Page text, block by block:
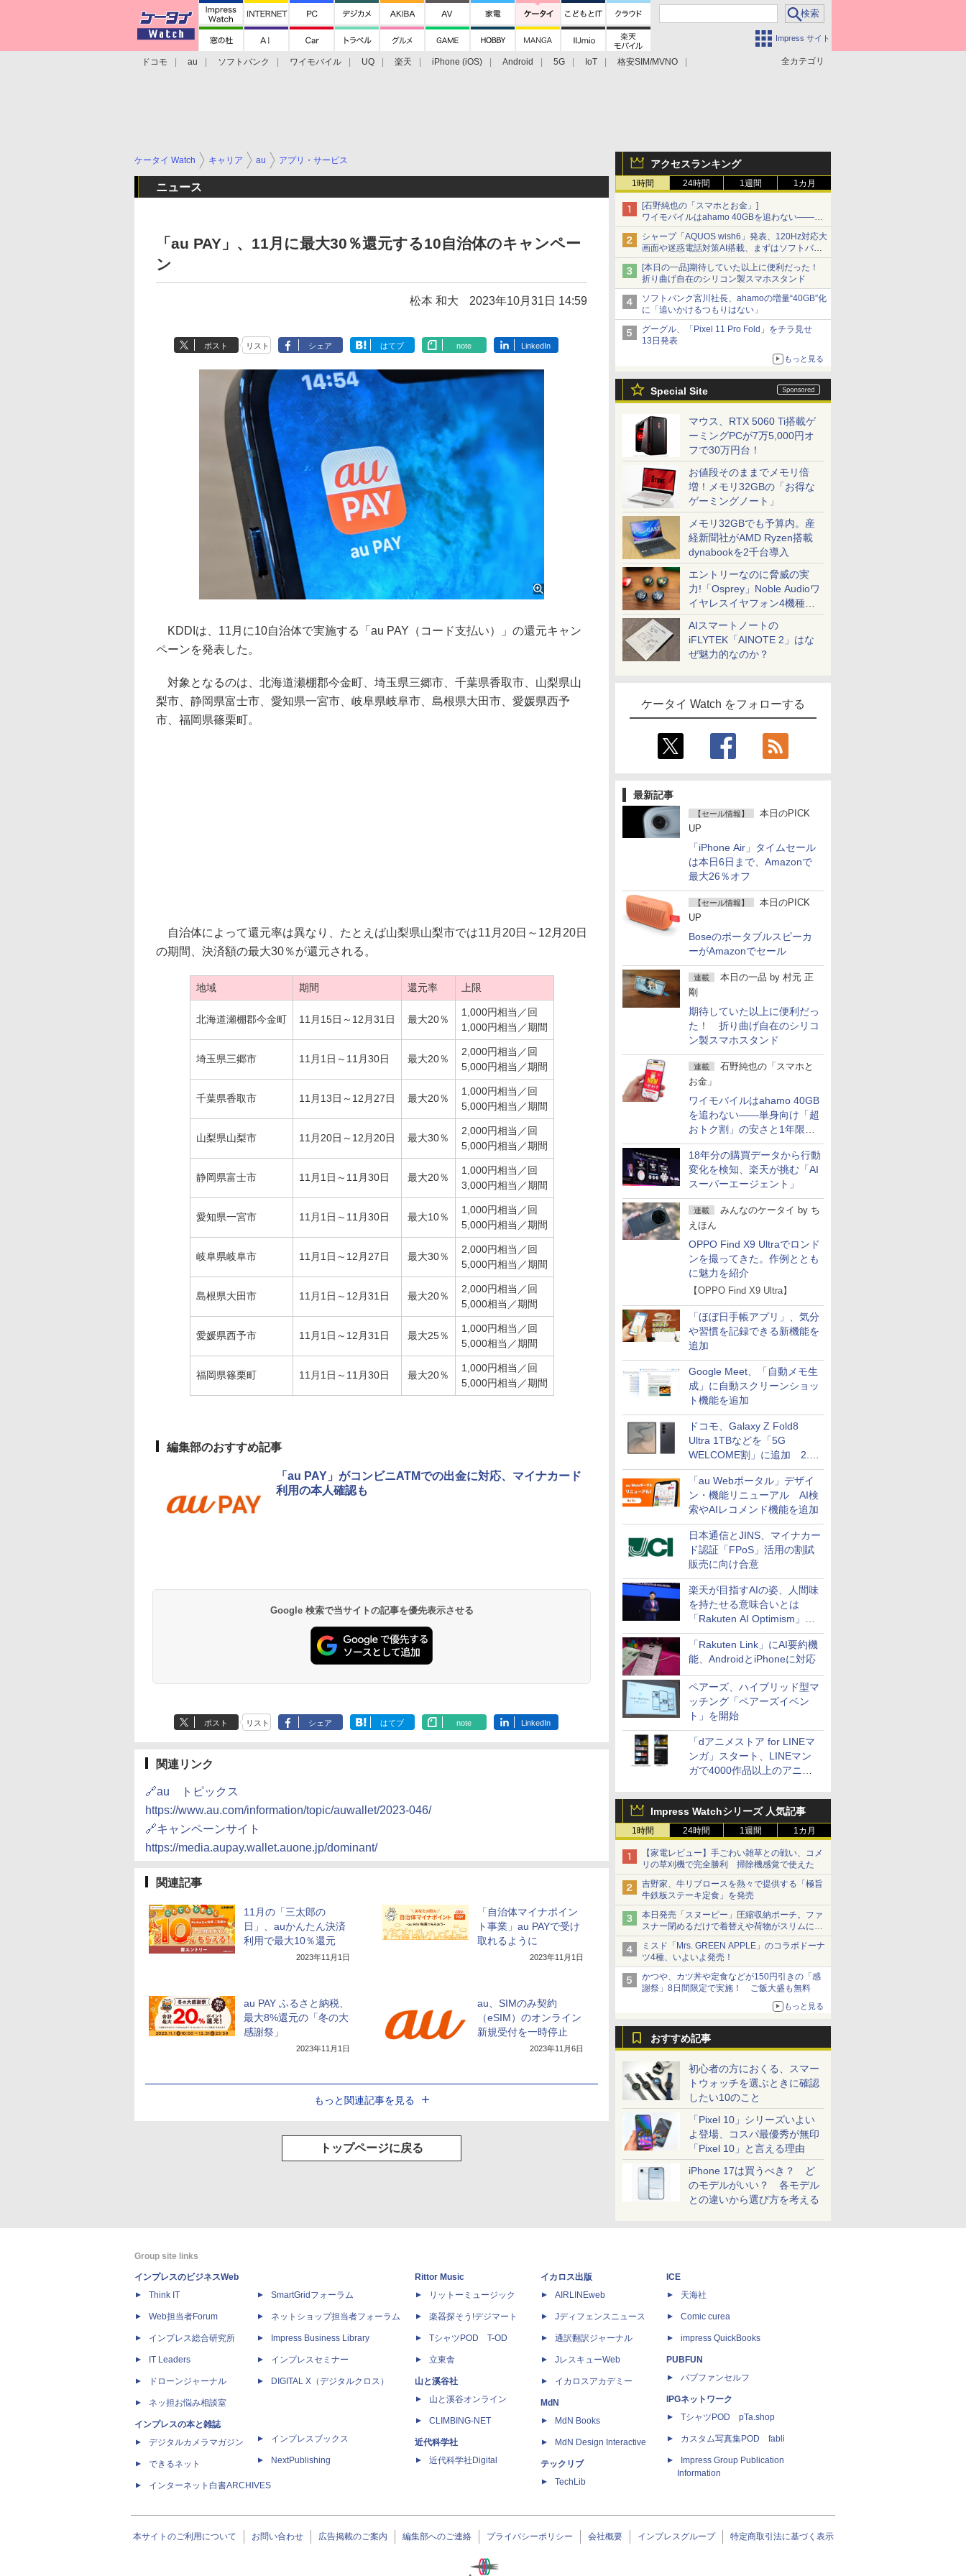
Impress サイト
全カテゴリ
ドコモ au ソフトバンク ワイモバイル UQ 楽天 iPhone (iOS) Android 5G IoT
格安SIM/MVNO
アクセスランキング
1時間 24時間 1週間 1カ月
[石野純也の「スマホとお金」]
ワイモバイルはahamo 40GBを追わない――単
身向け「超おトク割」の安さと1年限定の注意
点
シャープ「AQUOS wish6」発表、120Hz対応大
画面や迷惑電話対策AI搭載、まずはソフトバン
クの法人向け
[本日の一品]期待していた以上に便利だった！
折り曲げ自在のシリコン製スマホスタンド
ソフトバンク宮川社長、ahamoの増量“40GB”化
に「追いかけるつもりはない」
グーグル、「Pixel 11 Pro Fold」をチラ見せ
13日発表
もっと見る
Special Site
マウス、RTX 5060 Ti搭載ゲ
ーミングPCが7万5,000円オ
フで30万円台！
お値段そのままでメモリ倍
増！メモリ32GBの「お得な
ゲーミングノート」
メモリ32GBでも予算内。産
経新聞社がAMD Ryzen搭載
dynabookを2千台導入
エントリーなのに脅威の実
力!「Osprey」Noble Audioワ
イヤレスイヤフォン4機種を
一気に聴く
AIスマートノートの
iFLYTEK「AINOTE 2」はな
ぜ魅力的なのか？
ケータイ Watch をフォローする
最新記事
【セール情報】
本日のPICK
UP
「iPhone Air」タイムセール
は本日6日まで、Amazonで
最大26％オフ
【セール情報】
本日のPICK
UP
Boseのポータブルスピーカ
ーがAmazonでセール
連載 本日の一品 by 村元 正
剛
期待していた以上に便利だっ
た！ 折り曲げ自在のシリコ
ン製スマホスタンド
連載
石野純也の「スマホと
お金」
ワイモバイルはahamo 40GB
を追わない――単身向け「超
おトク割」の安さと1年限定
の注意点
18年分の購買データから行動
変化を検知、楽天が挑む「AI
スーパーエージェント」
連載 みんなのケータイ by ち
えほん
OPPO Find X9 Ultraでロンド
ンを撮ってきた。作例ととも
に魅力を紹介
【OPPO Find X9 Ultra】
「ほぼ日手帳アプリ」、気分
や習慣を記録できる新機能を
追加
Google Meet、「自動メモ生
成」に自動スクリーンショッ
ト機能を追加
ドコモ、Galaxy Z Fold8
Ultra 1TBなどを「5G
WELCOME割」に追加 2.2
万円引き
「au Webポータル」デザイ
ン・機能リニューアル AI検
索やAIレコメンド機能を追加
日本通信とJINS、マイナカー
ド認証「FPoS」活用の割賦
販売に向け合意
楽天が目指すAIの姿、人間味
を持たせる意味合いとは
「Rakuten AI Optimism」三
木谷氏の基調講演
「Rakuten Link」にAI要約機
能、AndroidとiPhoneに対応
ペアーズ、ハイブリッド型マ
ッチング「ペアーズイベン
ト」を開始
「dアニメストア for LINEマ
ンガ」スタート、LINEマン
ガで4000作品以上のアニメ
Impress Watchシリーズ 人気記事
1時間 24時間 1週間 1カ月
【家電レビュー】手ごわい雑草との戦い、コメ
リの草刈機で完全勝利 掃除機感覚で使えた
吉野家、牛リブロースを熱々で提供する「極旨
牛鉄板ステーキ定食」を発売
本日発売「スヌーピー」圧縮収納ポーチ。ファ
スナー閉めるだけで着替えや荷物がスリムにま
とまる
ミスド「Mrs. GREEN APPLE」のコラボドーナ
ツ4種、いよいよ発売！
かつや、カツ丼や定食などが150円引きの「感
謝祭」8日間限定で実施！ ご飯大盛も無料
もっと見る
おすすめ記事
初心者の方におくる、スマー
トウォッチを選ぶときに確認
したい10のこと
「Pixel 10」シリーズいよい
よ登場、コスパ最優秀が無印
「Pixel 10」と言える理由
iPhone 17は買うべき？ ど
のモデルがいい？ 各モデル
との違いから選び方を考える
ケータイ Watch キャリア au アプリ・サービス
ニュース
「au PAY」、11月に最大30％還元する10自治体のキャンペー
ン
松本 和大 2023年10月31日 14:59
ポスト リスト シェア はてブ note LinkedIn
KDDIは、11月に10自治体で実施する「au PAY（コード支払い）」の還元キャン
ペーンを発表した。
対象となるのは、北海道瀬棚郡今金町、埼玉県三郷市、千葉県香取市、山梨県山
梨市、静岡県富士市、愛知県一宮市、岐阜県岐阜市、島根県大田市、愛媛県西予
市、福岡県篠栗町。
自治体によって還元率は異なり、たとえば山梨県山梨市では11月20日～12月20日
の期間、決済額の最大30％が還元される。
地域 期間 還元率 上限
北海道瀬棚郡今金町 11月15日～12月31日 最大20％
1,000円相当／回
1,000円相当／期間
埼玉県三郷市 11月1日～11月30日 最大20％
2,000円相当／回
5,000円相当／期間
千葉県香取市 11月13日～12月27日 最大20％
1,000円相当／回
5,000円相当／期間
山梨県山梨市 11月20日～12月20日 最大30％
2,000円相当／回
5,000円相当／期間
静岡県富士市 11月1日～11月30日 最大20％
1,000円相当／回
3,000円相当／期間
愛知県一宮市 11月1日～11月30日 最大10％
1,000円相当／回
5,000円相当／期間
岐阜県岐阜市 11月1日～12月27日 最大30％
2,000円相当／回
5,000円相当／期間
島根県大田市 11月1日～12月31日 最大20％
2,000円相当／回
5,000相当／期間
愛媛県西予市 11月1日～12月31日 最大25％
1,000円相当／回
5,000相当／期間
福岡県篠栗町 11月1日～11月30日 最大20％
1,000円相当／回
5,000円相当／期間
編集部のおすすめ記事
「au PAY」がコンビニATMでの出金に対応、マイナカード
利用の本人確認も
Google 検索で当サイトの記事を優先表示させる
ポスト リスト シェア はてブ note LinkedIn
関連リンク
🔗au トピックス
https://www.au.com/information/topic/auwallet/2023-046/
🔗キャンペーンサイト
https://media.aupay.wallet.auone.jp/dominant/
関連記事
11月の「三太郎の
日」、auかんたん決済
利用で最大10％還元
2023年11月1日
「自治体マイナポイン
ト事業」au PAYで受け
取れるように
2023年11月1日
au PAY ふるさと納税、
最大8%還元の「冬の大
感謝祭」
2023年11月1日
au、SIMのみ契約
（eSIM）のオンライン
新規受付を一時停止
2023年11月6日
もっと関連記事を見る
トップページに戻る
Group site links
インプレスのビジネスWeb
Think IT
Web担当者Forum
インプレス総合研究所
IT Leaders
ドローンジャーナル
ネッ担お悩み相談室
インプレスの本と雑誌
デジタルカメラマガジン
できるネット
インターネット白書ARCHIVES
SmartGridフォーラム
ネットショップ担当者フォーラム
Impress Business Library
インプレスセミナー
DIGITAL X（デジタルクロス）
インプレスブックス
NextPublishing
Rittor Music
リットーミュージック
楽器探そう!デジマート
TシャツPOD T-OD
立東舎
山と溪谷社
山と溪谷オンライン
CLIMBING-NET
近代科学社
近代科学社Digital
イカロス出版
AIRLINEweb
Jディフェンスニュース
通訳翻訳ジャーナル
JレスキューWeb
イカロスアカデミー
MdN
MdN Books
MdN Design Interactive
テックリブ
TechLib
ICE
天海社
Comic curea
impress QuickBooks
PUBFUN
パブファンセルフ
IPGネットワーク
TシャツPOD pTa.shop
カスタム写真集POD fabli
Impress Group Publication
Information
本サイトのご利用について お問い合わせ 広告掲載のご案内 編集部へのご連絡 プライバシーポリシー 会社概要 インプレスグループ 特定商取引法に基づく表示